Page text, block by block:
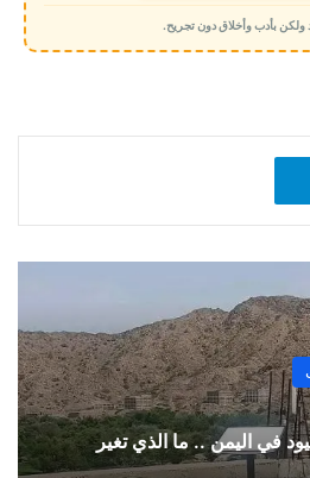
ولكن بأدب وأخلاق دون تجريح.
في اليمن .. ما الذي تغير